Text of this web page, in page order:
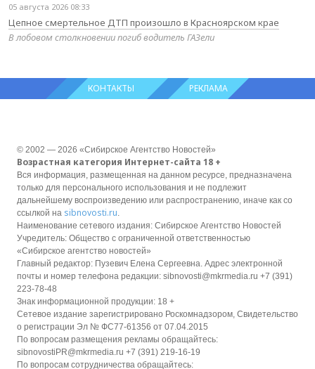
05 августа 2026 08:33
Цепное смертельное ДТП произошло в Красноярском крае
В лобовом столкновении погиб водитель ГАЗели
КОНТАКТЫ РЕКЛАМА
© 2002 — 2026 «Сибирское Агентство Новостей»
Возрастная категория Интернет-сайта 18 +
Вся информация, размещенная на данном ресурсе, предназначена
только для персонального использования и не подлежит
дальнейшему воспроизведению или распространению, иначе как со
ссылкой на sibnovosti.ru.
Наименование сетевого издания: Сибирское Агентство Новостей
Учредитель: Общество с ограниченной ответственностью
«Сибирское агентство новостей»
Главный редактор: Пузевич Елена Сергеевна. Адрес электронной
почты и номер телефона редакции: sibnovosti@mkrmedia.ru +7 (391)
223-78-48
Знак информационной продукции: 18 +
Сетевое издание зарегистрировано Роскомнадзором, Свидетельство
о регистрации Эл № ФС77-61356 от 07.04.2015
По вопросам размещения рекламы обращайтесь:
sibnovostiPR@mkrmedia.ru +7 (391) 219-16-19
По вопросам сотрудничества обращайтесь: